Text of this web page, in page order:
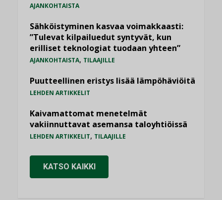
AJANKOHTAISTA
Sähköistyminen kasvaa voimakkaasti:
”Tulevat kilpailuedut syntyvät, kun
erilliset teknologiat tuodaan yhteen”
AJANKOHTAISTA, TILAAJILLE
Puutteellinen eristys lisää lämpöhäviöitä
LEHDEN ARTIKKELIT
Kaivamattomat menetelmät
vakiinnuttavat asemansa taloyhtiöissä
LEHDEN ARTIKKELIT, TILAAJILLE
KATSO KAIKKI